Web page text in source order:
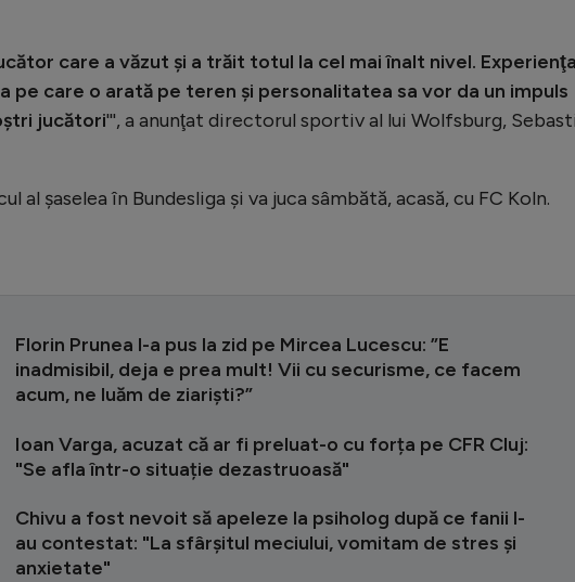
care a văzut şi a trăit totul la cel mai înalt nivel.
pe care o arată pe teren şi personalitatea sa vor da un impuls
jucători''', a anunţat directorul sportiv al lui Wolfsburg,
al şaselea în Bundesliga şi va juca sâmbătă, acasă, cu FC Koln.
Florin Prunea l-a pus la zid pe Mircea Lucescu: ”E
inadmisibil, deja e prea mult! Vii cu securisme, ce facem
acum, ne luăm de ziariști?”
Ioan Varga, acuzat că ar fi preluat-o cu forța pe CFR Cluj:
"Se afla într-o situație dezastruoasă"
Chivu a fost nevoit să apeleze la psiholog după ce fanii l-
au contestat: "La sfârșitul meciului, vomitam de stres și
anxietate"